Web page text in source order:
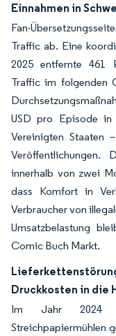
Einnahmen in
Fan-
Traffic ab. Eine
2025 entfernte 461
Traffic im folgenden
USD pro Episode in
Vereinigten Staaten
innerhalb von zwei
dass Komfort in
Verbraucher von
Umsatzbelastung
Comic Buch Markt.
Druckkosten in die
Im Jahr 2024
Streichpapiermühlen